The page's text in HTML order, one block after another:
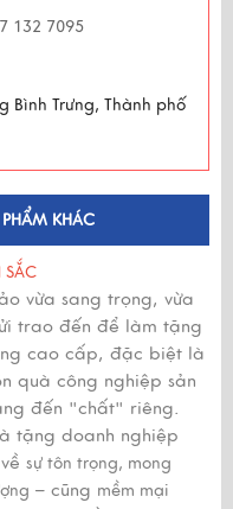
132 7095
Bình Trưng, Thành phố
KHÁC
vừa sang trọng, vừa
trao đến để làm tặng
cao cấp, đặc biệt là
quà công nghiệp sản
đến "chất" riêng.
tặng doanh nghiệp
sự tôn trọng, mong
– cũng mềm mại